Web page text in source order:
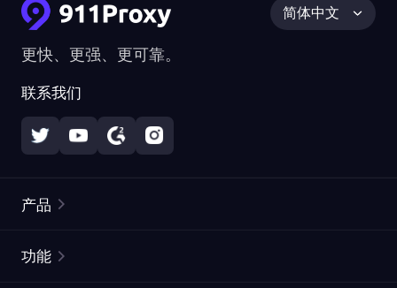
更快、更强、更可靠。
联系我们
简体中文
产品
功能